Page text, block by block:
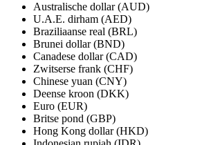
Australische dollar (AUD)
U.A.E. dirham (AED)
Braziliaanse real (BRL)
Brunei dollar (BND)
Canadese dollar (CAD)
Zwitserse frank (CHF)
Chinese yuan (CNY)
Deense kroon (DKK)
Euro (EUR)
Britse pond (GBP)
Hong Kong dollar (HKD)